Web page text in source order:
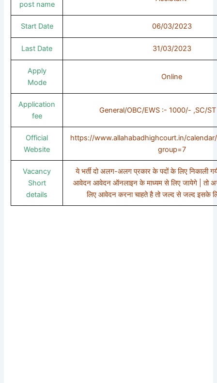
post name
Start Date 06/03/2023
Last Date 31/03/2023
Apply
Mode
Online
Application
fee
General/OBC/EWS :- 1000/- ,SC/
Official
Website
https://www.allahabadhighcourt.in/
group=7
Vacancy
Short
details
ये भर्ती दो अलग-अलग प्रकार के पदों के लिए निकाली
आवेदन आवेदन ऑनलाइन के माध्यम से लिए जायेगे | तो
लिए आवेदन करना चाहते है तो जल्द से जल्द इसके